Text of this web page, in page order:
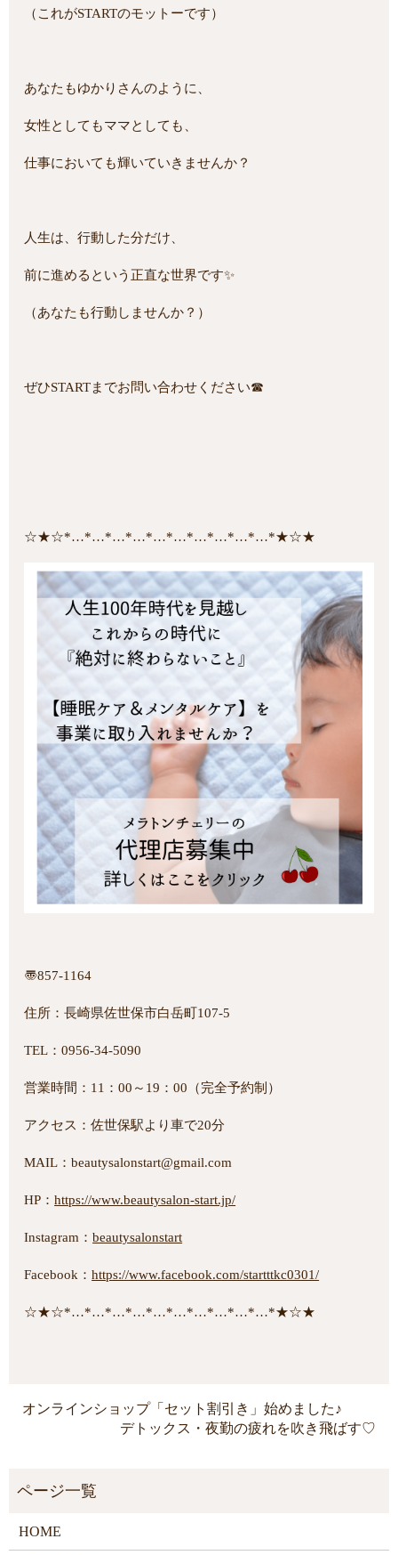
（これがSTARTのモットーです）
あなたもゆかりさんのように、
女性としてもママとしても、
仕事においても輝いていきませんか？
人生は、行動した分だけ、
前に進めるという正直な世界です✨
（あなたも行動しませんか？）
ぜひSTARTまでお問い合わせください☎
☆★☆*…*…*…*…*…*…*…*…*…*…*★☆★
〠857-1164
住所：長崎県佐世保市白岳町107-5
TEL：0956-34-5090
営業時間：11：00～19：00（完全予約制）
アクセス：佐世保駅より車で20分
MAIL：beautysalonstart@gmail.com
HP：https://www.beautysalon-start.jp/
Instagram：beautysalonstart
Facebook：https://www.facebook.com/startttkc0301/
☆★☆*…*…*…*…*…*…*…*…*…*…*★☆★
オンラインショップ「セット割引き」始めました♪
デトックス・夜勤の疲れを吹き飛ばす♡
HOME